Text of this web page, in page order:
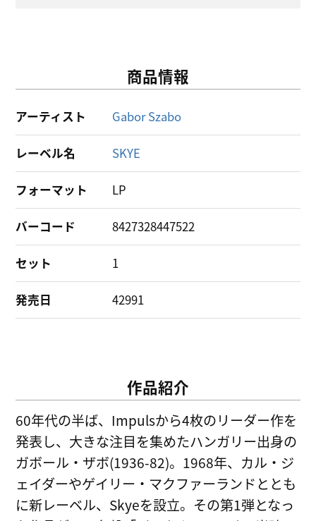
商品情報
アーティスト Gabor Szabo
レーベル名 SKYE
フォーマット LP
バーコード 8427328447522
セット 1
発売日 42991
作品紹介
60年代の半ば、Impulsから4枚のリーダー作を
発表し、大きな注目を集めたハンガリー出身の
ガボール・ザボ(1936-82)。1968年、カル・ジ
ェイダーやゲイリー・マクファーランドととも
に新レーベル、Skyeを設立。その第1弾となっ